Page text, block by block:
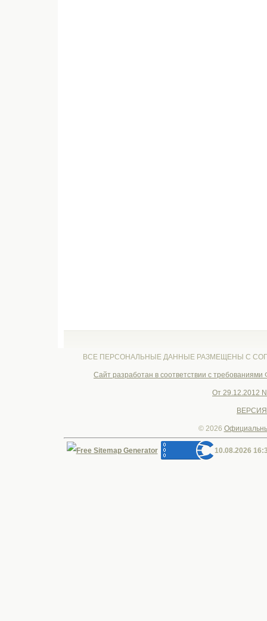
ВСЕ ПЕРСОНАЛЬНЫЕ ДАННЫЕ РАЗМЕЩЕНЫ С
Cайт разработан в соответствии с
От 29.12.2012
© 2026
10.08.2026